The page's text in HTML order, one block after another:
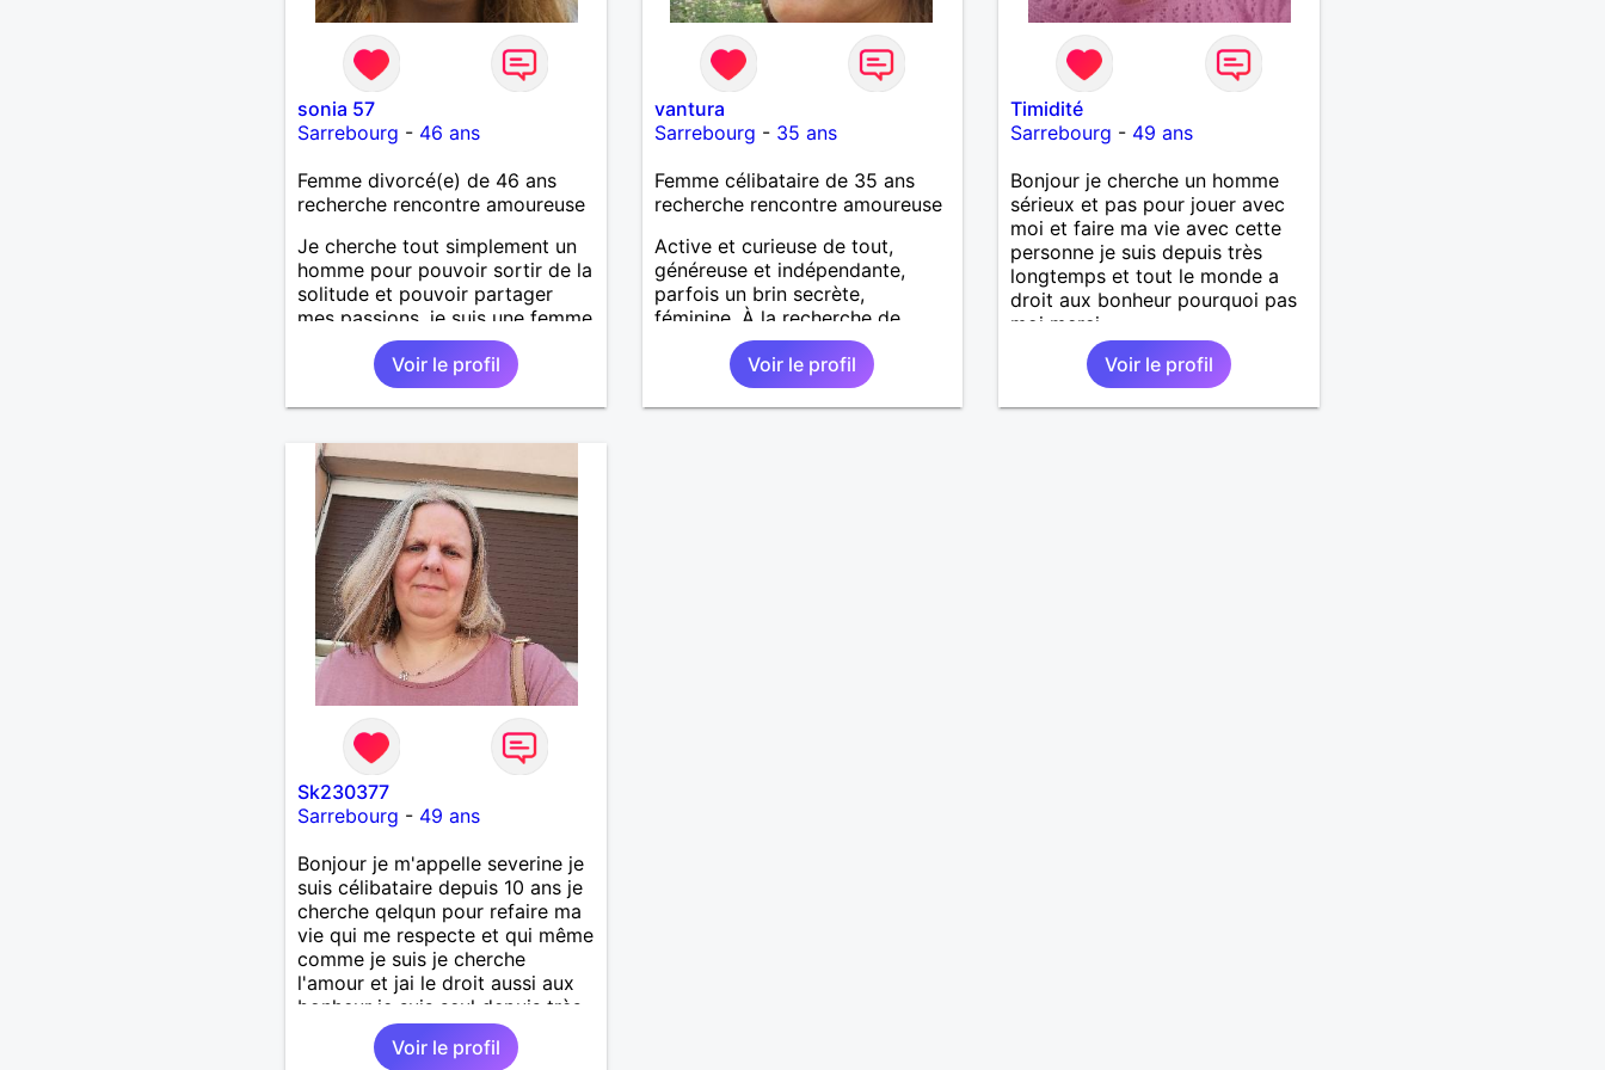
sonia 57
Sarrebourg - 46 ans
Femme divorcé(e) de 46 ans
recherche rencontre amoureuse
Je cherche tout simplement un
homme pour pouvoir sortir de la
solitude et pouvoir partager
mes passions, je suis une femme
simple, j'aime les gens sincères
je déteste l'hypocrisie .
Voir le profil
vantura
Sarrebourg - 35 ans
Femme célibataire de 35 ans
recherche rencontre amoureuse
Active et curieuse de tout,
généreuse et indépendante,
parfois un brin secrète,
féminine. À la recherche de
complicités amicales, de fous
rires partagés et de moments
Voir le profil
Timidité
Sarrebourg - 49 ans
Bonjour je cherche un homme
sérieux et pas pour jouer avec
moi et faire ma vie avec cette
personne je suis depuis très
longtemps et tout le monde a
droit aux bonheur pourquoi pas
moi merci
Voir le profil
Sk230377
Sarrebourg - 49 ans
Bonjour je m'appelle severine je
suis célibataire depuis 10 ans je
cherche qelqun pour refaire ma
vie qui me respecte et qui même
comme je suis je cherche
l'amour et jai le droit aussi aux
bonheur je suis seul depuis très
longtemps avec un homme
charmant on verra le destin
Voir le profil